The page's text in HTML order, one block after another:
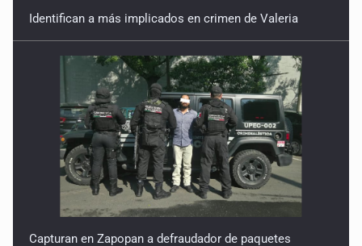
Identifican a más implicados en crimen de Valeria
Capturan en Zapopan a defraudador de paquetes